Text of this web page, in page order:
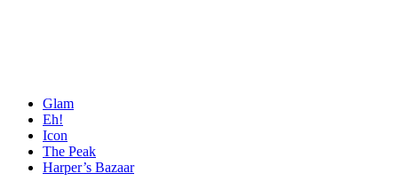
Glam
Eh!
Icon
The Peak
Harper’s Bazaar